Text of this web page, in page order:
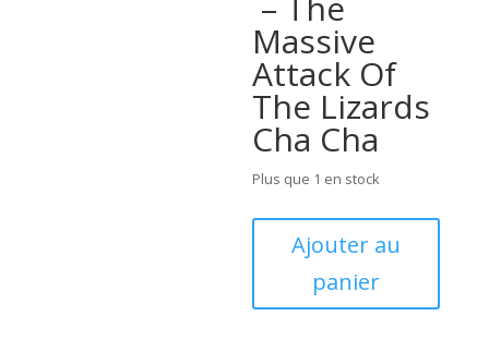
Massive
Attack Of
The Lizards
Cha Cha
Plus que 1 en stock
–
Ajouter au
panier